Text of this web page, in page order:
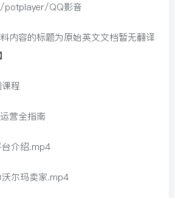
potplayer/QQ影音
内容的标题为原始英文文档暂无翻译
程
营全指南
介绍.mp4
尔玛卖家.mp4